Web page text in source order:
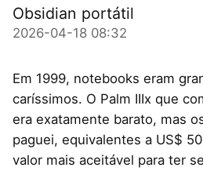
Obsidian portátil
2026-04-18 08:32
Em 1999, notebooks eram
caríssimos. O Palm IIIx que
era exatamente barato, mas
paguei, equivalentes a US$
valor mais aceitável para ter